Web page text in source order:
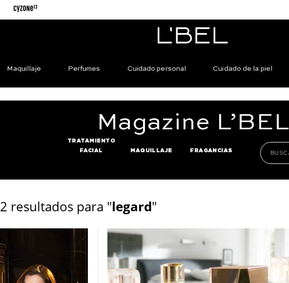
Maquillaje Perfumes Cuidado personal Cuidado de la piel
Magazine L’BEL
TRATAMIENTO
FACIAL
MAQUILLAJE FRAGANCIAS
2 resultados para "legard"